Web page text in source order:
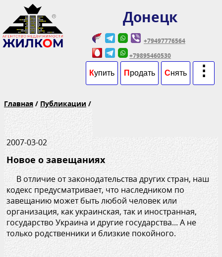
Донецк
+79497776564
+79895460530
Купить П родать Снять ⋮
Главная / Публикации /
2007-03-02
Новое о завещаниях
В отличие от законодательства других стран, наш
кодекс предусматривает, что наследником по
завещанию может быть любой человек или
организация, как украинская, так и иностранная,
государство Украина и другие государства... А не
только родственники и близкие покойного.